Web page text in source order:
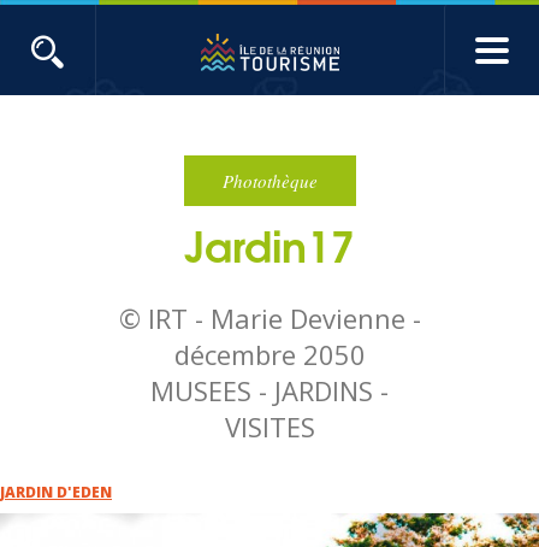
navigation
ACTUALITÉS
Produits touristiques
Etudes et indicateurs
Voyages de presse
Photothèque
Jardin17
© IRT - Marie Devienne -
décembre 2050
MUSEES - JARDINS -
VISITES
JARDIN D'EDEN